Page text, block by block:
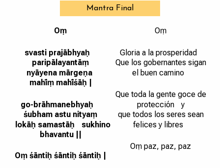
Mantra Final
Oṃ
svasti prajābhyaḥ
paripālayantāṃ
nyāyena mārgeṇa
mahīṃ mahīśāḥ |
go-brāhmanebhyaḥ
śubham astu nityaṃ
lokāḥ samastāḥ sukhino
bhavantu ||
Oṃ śāntiḥ śāntiḥ śāntiḥ |
Oṃ
Gloria a la prosperidad
Que los gobernantes sigan
el buen camino
Que toda la gente goce de
protección y
que todos los seres sean
felices y libres
Oṃ paz, paz, paz